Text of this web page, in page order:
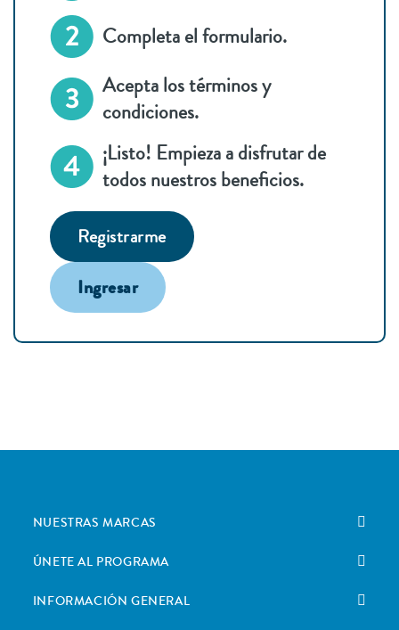
Completa el formulario.
Acepta los términos y
condiciones.
¡Listo! Empieza a disfrutar de
todos nuestros beneficios.
Registrarme
Ingresar
NUESTRAS MARCAS
ÚNETE AL PROGRAMA
INFORMACIÓN GENERAL